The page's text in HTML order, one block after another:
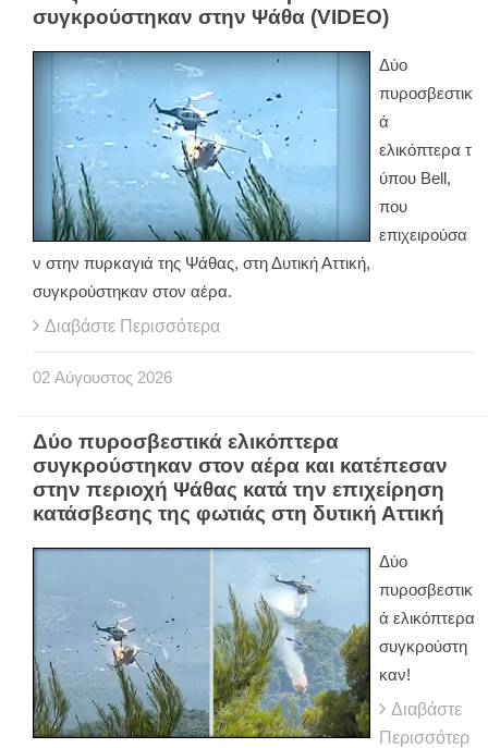
συγκρούστηκαν στην Ψάθα (VIDEO)
Δύο
πυροσβεστικ
ά
ελικόπτερα τ
ύπου Bell,
που
επιχειρούσα
ν στην πυρκαγιά της Ψάθας, στη Δυτική Αττική,
συγκρούστηκαν στον αέρα.
Διαβάστε Περισσότερα
02 Αύγουστος 2026
Δύο πυροσβεστικά ελικόπτερα
συγκρούστηκαν στον αέρα και κατέπεσαν
στην περιοχή Ψάθας κατά την επιχείρηση
κατάσβεσης της φωτιάς στη δυτική Αττική
Δύο
πυροσβεστικ
ά ελικόπτερα
συγκρούστη
καν!
Διαβάστε
Περισσότερ